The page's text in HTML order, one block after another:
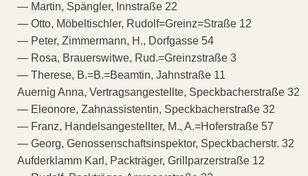
— Martin, Spängler, Innstraße 22
— Otto, Möbeltischler, Rudolf=Greinz=Straße 12
— Peter, Zimmermann, H., Dorfgasse 54
— Rosa, Brauerswitwe, Rud.=Greinzstraße 3
— Therese, B.=B.=Beamtin, Jahnstraße 11
Auernig Anna, Vertragsangestellte, Speckbacherstraße 32
— Eleonore, Zahnassistentin, Speckbacherstraße 32
— Franz, Handelsangestellter, M., A.=Hoferstraße 57
— Georg, Genossenschaftsinspektor, Speckbacherstr. 32
Aufderklamm Karl, Packträger, Grillparzerstraße 12